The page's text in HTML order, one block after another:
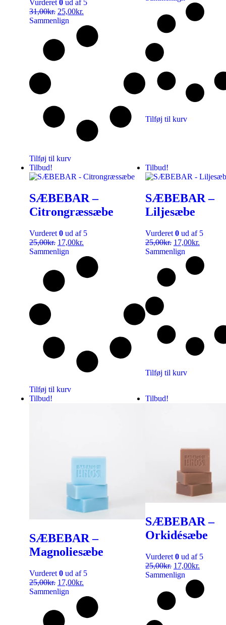
Vurderet0 ud af 5
31,00kr. 25,00kr.
Sammenlign
Tilføj til kurv
Tilføj til kurv
Tilbud!
SÆBEBAR –
Citrongræssæbe
Vurderet 0 ud af 5
25,00kr. 17,00kr.
Sammenlign
Tilføj til kurv
Tilbud!
SÆBEBAR –
Liljesæbe
Vurderet 0 ud af 5
25,00kr. 17,00kr.
Sammenlign
Tilføj til kurv
Tilbud!
SÆBEBAR –
Magnoliesæbe
Vurderet 0 ud af 5
25,00kr. 17,00kr.
Sammenlign
Tilbud!
SÆBEBAR –
Orkidésæbe
Vurderet 0 ud af 5
25,00kr. 17,00kr.
Sammenlign